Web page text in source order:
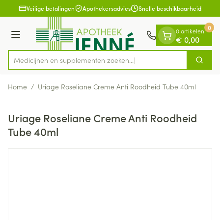
Ga naar de inhoud
1 van 1Veilige betalingen Apothekersadvies Snelle beschikbaarheid
Menu
Product, merk, categorie...
Medicijnen en supplementen zoeken... Zoek
0 artikelen
€ 0,00
0
Home / Uriage Roseliane Creme Anti Roodheid Tube 40ml
Uriage Roseliane Creme Anti Roodheid
Tube 40ml